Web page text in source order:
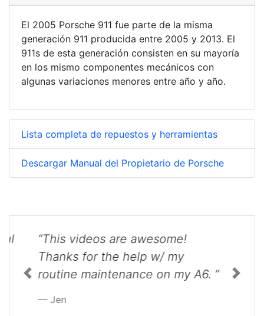
El 2005 Porsche 911 fue parte de la misma
generación 911 producida entre 2005 y 2013. El
911s de esta generación consisten en su mayoría
en los mismo componentes mecánicos con
algunas variaciones menores entre año y año.
Lista completa de repuestos y herramientas
Descargar Manual del Propietario de Porsche
“This videos are awesome!
Thanks for the help w/ my
routine maintenance on my A6. ”
Jen
Previous Next